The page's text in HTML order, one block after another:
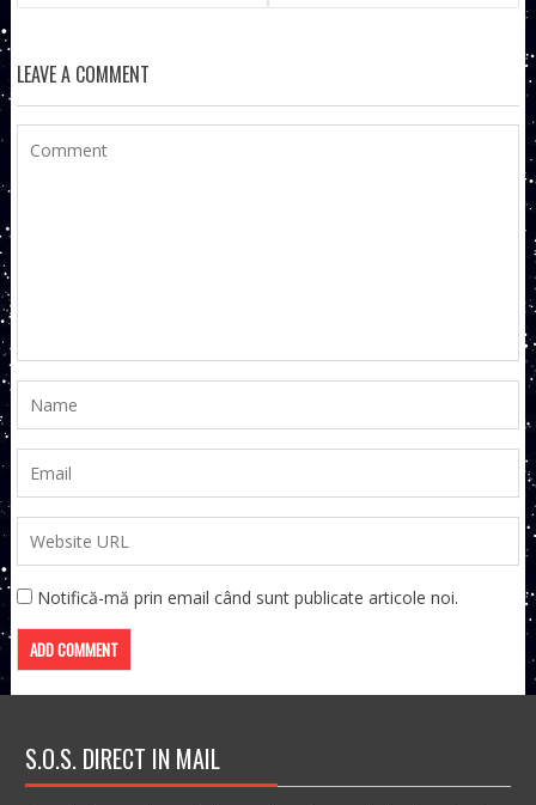
LEAVE A COMMENT
Notifică-mă prin email când sunt publicate articole noi.
S.O.S. DIRECT IN MAIL